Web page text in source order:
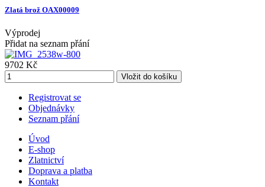
Zlatá brož OAX00009
Výprodej
Přidat na seznam přání
9702 Kč
Vložit do košíku
Registrovat se
Objednávky
Seznam přání
Úvod
E-shop
Zlatnictví
Doprava a platba
Kontakt